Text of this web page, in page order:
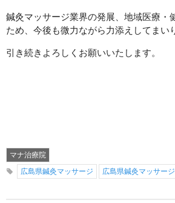
鍼灸マッサージ業界の発展、地域医療・
ため、今後も微力ながら力添えしてまい
引き続きよろしくお願いいたします。
マナ治療院
広島県鍼灸マッサージ
広島県鍼灸マッサー